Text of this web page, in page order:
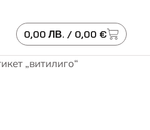
0,00 ЛВ. / 0,00 €
„витилиго“